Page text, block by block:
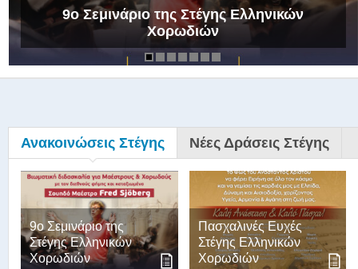
9ο Σεμινάριο της Στέγης Ελληνικών
Χορωδιών
Ανακοινώσεις Στέγης Νέες Δράσεις Στέγης
9ο Σεμινάριο της
Στέγης Ελληνικών
Χορωδιών
Πασχαλινές Ευχές
Στέγης Ελληνικών
Χορωδιών